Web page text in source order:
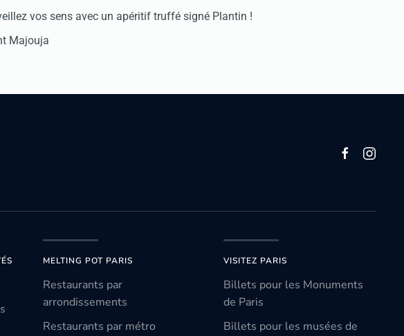
vos sens avec un apéritif truffé signé Plantin !
Majouja
MELTING POT PARIS
Restaurants par
arrondissements
Restaurants par métro
VISITEZ PARIS
Billets pour les Monuments
de Paris
Billets pour les musées de